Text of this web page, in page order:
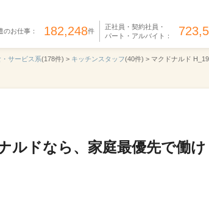
のお仕事： 182,248件
正社員・契約社員・
パート・アルバイト：
サービス系(178件) > キッチンスタッフ(40件) > マクドナルド
ルドなら、家庭最優先で働け